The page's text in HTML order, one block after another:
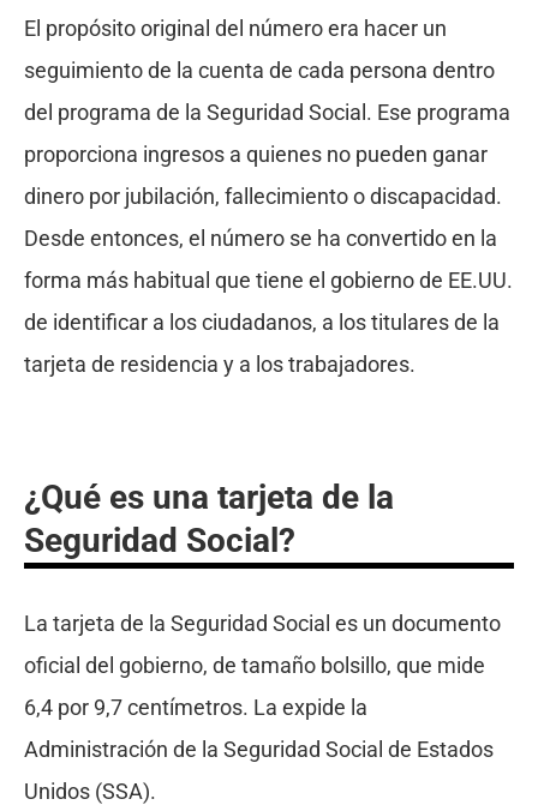
El propósito original del número era hacer un
seguimiento de la cuenta de cada persona dentro
del programa de la Seguridad Social. Ese programa
proporciona ingresos a quienes no pueden ganar
dinero por jubilación, fallecimiento o discapacidad.
Desde entonces, el número se ha convertido en la
forma más habitual que tiene el gobierno de EE.UU.
de identificar a los ciudadanos, a los titulares de la
tarjeta de residencia y a los trabajadores.
¿Qué es una tarjeta de la
Seguridad Social?
La tarjeta de la Seguridad Social es un documento
oficial del gobierno, de tamaño bolsillo, que mide
6,4 por 9,7 centímetros. La expide la
Administración de la Seguridad Social de Estados
Unidos (SSA).